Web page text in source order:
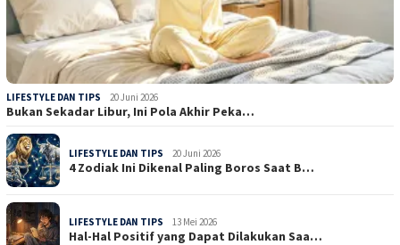
LIFESTYLE DAN TIPS 20 Juni 2026
Bukan Sekadar Libur, Ini Pola Akhir Peka…
LIFESTYLE DAN TIPS 20 Juni 2026
4 Zodiak Ini Dikenal Paling Boros Saat B…
LIFESTYLE DAN TIPS 13 Mei 2026
Hal-Hal Positif yang Dapat Dilakukan Saa…